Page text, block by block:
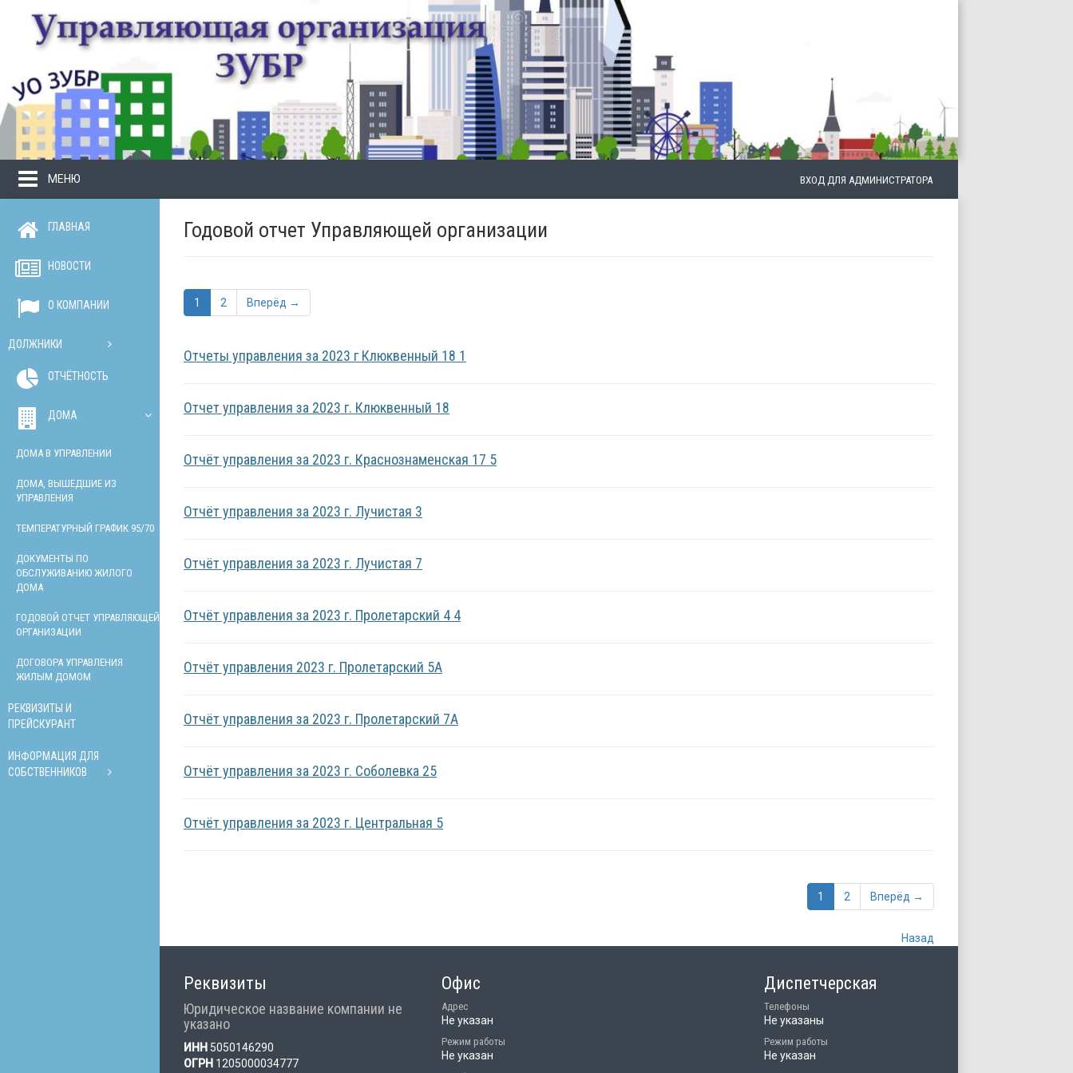
МЕНЮ ВХОД ДЛЯ АДМИНИСТРАТОРА
ГЛАВНАЯ
НОВОСТИ
О КОМПАНИИ
ДОЛЖНИКИ
ОТЧЁТНОСТЬ
ДОМА
ДОМА В УПРАВЛЕНИИ
ДОМА, ВЫШЕДШИЕ ИЗ
УПРАВЛЕНИЯ
ТЕМПЕРАТУРНЫЙ ГРАФИК 95/70
ДОКУМЕНТЫ ПО
ОБСЛУЖИВАНИЮ ЖИЛОГО
ДОМА
ГОДОВОЙ ОТЧЕТ УПРАВЛЯЮЩЕЙ
ОРГАНИЗАЦИИ
ДОГОВОРА УПРАВЛЕНИЯ
ЖИЛЫМ ДОМОМ
РЕКВИЗИТЫ И
ПРЕЙСКУРАНТ
ИНФОРМАЦИЯ ДЛЯ
СОБСТВЕННИКОВ
Годовой отчет Управляющей организации
1 2 Вперёд →
Отчеты управления за 2023 г Клюквенный 18 1
Отчет управления за 2023 г. Клюквенный 18
Отчёт управления за 2023 г. Краснознаменская 17 5
Отчёт управления за 2023 г. Лучистая 3
Отчёт управления за 2023 г. Лучистая 7
Отчёт управления за 2023 г. Пролетарский 4 4
Отчёт управления 2023 г. Пролетарский 5А
Отчёт управления за 2023 г. Пролетарский 7А
Отчёт управления за 2023 г. Соболевка 25
Отчёт управления за 2023 г. Центральная 5
1 2 Вперёд →
Назад
Реквизиты
Юридическое название компании не
указано
ИНН 5050146290
ОГРН 1205000034777
Офис
Адрес
Не указан
Режим работы
Не указан
Диспетчерская
Телефоны
Не указаны
Режим работы
Не указан